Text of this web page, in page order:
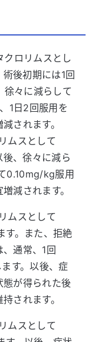
クロリムスとし
後初期には1回
々に減らして
1日2回服用を
されます。
ムスとして
、徐々に減ら
0.10mg/kg服用
減されます。
ムスとして
。また、拒絶
通常、1回
す。以後、症
態が得られた後
されます。
ムスとして